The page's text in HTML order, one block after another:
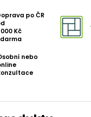
po ČR
Kč
nebo